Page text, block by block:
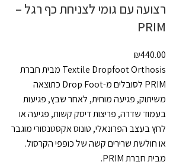
רצועה עם גומי לצניחת כף רגל –
PRIM
₪440.00
Textile Dropfoot Orthosis מבית חברת
PRIM לסובלים מ-Drop Foot כתוצאה
משיתוק, פגיעה מוחית, לאחר שבץ, פגיעות
בעמוד שדרה, פריצות דיסק קשות, פגיעה או
לחץ בעצב הפרונאלי, טונוס אקסטנסורי מוגבר
או חולשת שרירים קשה של כופפי הקרסול.
מבית חברת PRIM.